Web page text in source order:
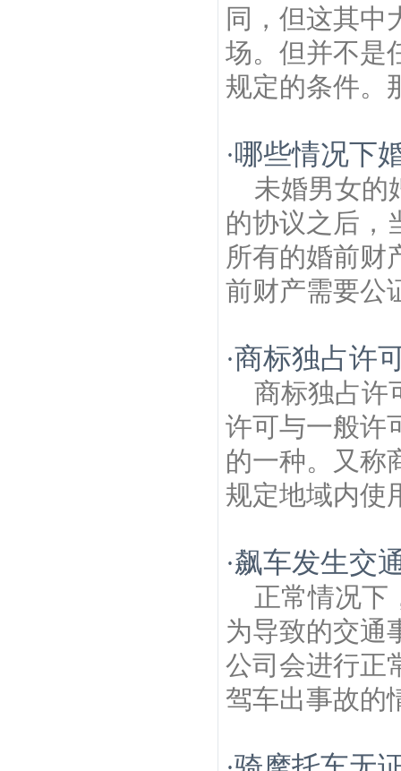
同，但这其中
场。但并不是
规定的条件。
·哪些情况下
未婚男女的
的协议之后，
所有的婚前财
前财产需要公
·商标独占许
商标独占许
许可与一般许
的一种。又称
规定地域内使
·飙车发生交
正常情况下
为导致的交通
公司会进行正
驾车出事故的